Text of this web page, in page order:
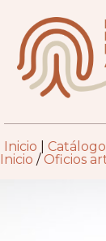
Inicio Catálogo
Inicio / Oficios